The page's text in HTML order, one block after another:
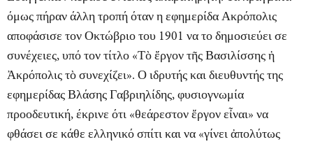
όμως πήραν άλλη τροπή όταν η εφημερίδα Ακρόπολις
αποφάσισε τον Οκτώβριο του 1901 να το δημοσιεύει σε
συνέχειες, υπό τον τίτλο «Τὸ ἔργον τῆς Βασιλίσσης ἡ
Ἀκρόπολις τὸ συνεχίζει». Ο ιδρυτής και διευθυντής της
εφημερίδας Βλάσης Γαβριηλίδης, φυσιογνωμία
προοδευτική, έκρινε ότι «θεάρεστον ἔργον εἶναι» να
φθάσει σε κάθε ελληνικό σπίτι και να «γίνει ἀπολύτως